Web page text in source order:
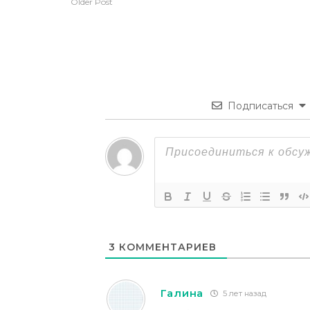
Подписаться
3 КОММЕНТАРИЕВ
Галина 5 лет назад